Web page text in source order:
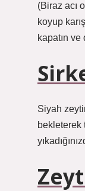
(Biraz acı
koyup
kapatın ve
Siyah
bekleterek